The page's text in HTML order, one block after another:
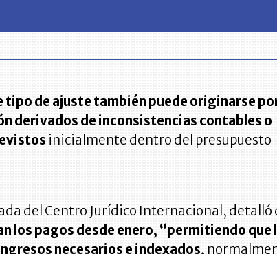
tipo de ajuste también puede originarse
derivados de inconsistencias contables o
inicialmente dentro del presupuesto
del Centro Jurídico Internacional, detalló
los pagos desde enero, “permitiendo que
necesarios e indexados,